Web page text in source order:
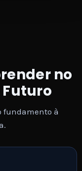
no
Futuro
fundamento à